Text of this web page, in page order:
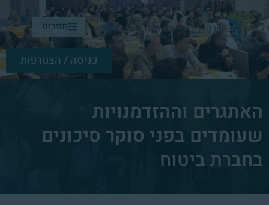
תפריט
כניסה / הצטרפות
האתגרים וההזדמנויות
שעומדים בפני סוקר סיכונים
בחברת ביטוח